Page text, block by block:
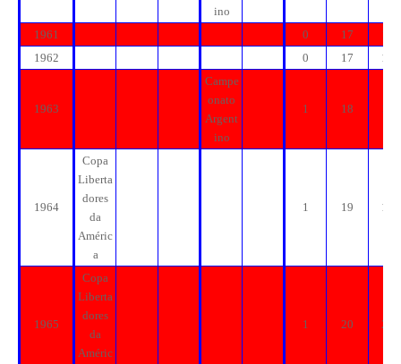
ino
1961 0 17
17
1962
0 17 17
1963
Campe
onato
Argent
ino
1 18 18
1964
Copa
Liberta
dores
da
Améric
a
1 19 19
1965
Copa
Liberta
dores
da
Améric
1 20 20